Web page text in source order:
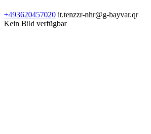
+493620457020 it.tenzzr-nhr@g-bayvar.qr
Kein Bild verfügbar